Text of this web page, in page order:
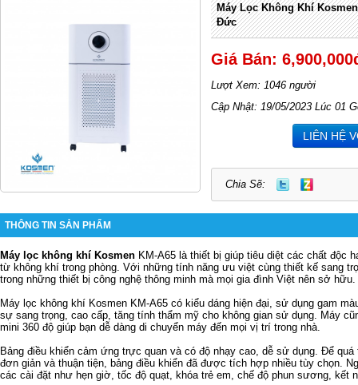
Máy Lọc Không Khí
Đức
Giá Bán:
Lượt Xem: 1046 người
Cập Nhật: 19/05/2023 Lúc 01
LIÊN HỆ
Chia Sẽ:
THÔNG TIN SẢN PHẨM
Máy lọc không khí Kosmen KM-A65 là thiết bị giúp tiêu diệt các chất độc
từ không khí trong phòng. Với những tính năng ưu việt cùng thiết kế sang
trong những thiết bị công nghệ thông minh mà mọi gia đình Việt nên sở hữu.
Máy lọc không khí Kosmen KM-A65 có kiểu dáng hiện đại, sử dụng gam
sự sang trọng, cao cấp, tăng tính thẩm mỹ cho không gian sử dụng. Máy
mini 360 độ giúp bạn dễ dàng di chuyển máy đến mọi vị trí trong nhà.
Bảng điều khiển cảm ứng trực quan và có độ nhạy cao, dễ sử dụng. Để
đơn giản và thuận tiện, bảng điều khiển đã được tích hợp nhiều tùy chọn.
các cài đặt như hẹn giờ, tốc độ quạt, khóa trẻ em, chế độ phun sương, kết